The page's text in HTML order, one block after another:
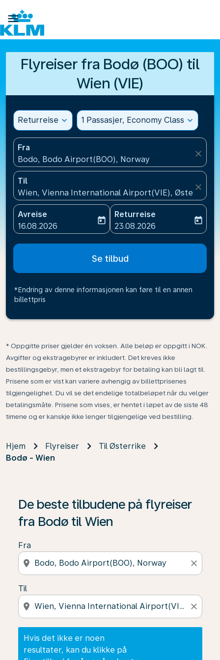

Flyreiser fra Bodø (BOO) til
Wien (VIE)
Returreise expand_more 1 Passasjer, Economy Class expand_more
Fra
Bodo, Bodo Airport(BOO), Norway
close
Til
Wien, Vienna International Airport(VIE), Østerrike
close
Avreise
fc-booking-departure-date-aria-label
16.08.2026
today
Returreise
fc-booking-return-date-
23.08.2026
today
Se tilbud
*Endring av denne informasjonen kan føre til en annen
billettpris
* Oppgitte priser gjelder én voksen. Alle beløp er oppgitt i NOK.
Avgifter og ekstragebyrer er inkludert. Det kreves ikke
bestillingsgebyr, men et ekstragebyr for betaling kan bli lagt til.
Prisene som er vist kan variere avhengig av billettprisenes
tilgjengelighet. Du vil se det endelige totalbeløpet når du velger
betalingsmåte. Prisene som vises, er hentet i løpet av de siste 48
timene og er kanskje ikke lenger tilgjengelige ved bestilling.
Hjem Flyreiser
Til Østerrike
Bodø - Wien
De beste tilbudene på flyreiser
fra Bodø til Wien
Fra
location_on close
Til
location_on close
Hvis det ikke er noen
resultater, kan du klikke på
Hvis det ikke er noen resultater, kan du klikke på